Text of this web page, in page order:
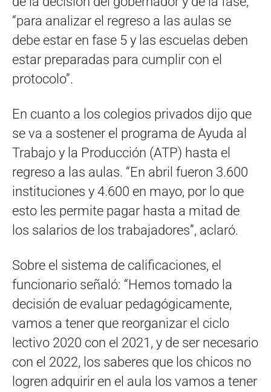
“para analizar el regreso a las aulas se
debe estar en fase 5 y las escuelas deben
estar preparadas para cumplir con el
protocolo”.
En cuanto a los colegios privados dijo que
se va a sostener el programa de Ayuda al
Trabajo y la Producción (ATP) hasta el
regreso a las aulas. “En abril fueron 3.600
instituciones y 4.600 en mayo, por lo que
esto les permite pagar hasta a mitad de
los salarios de los trabajadores”, aclaró.
Sobre el sistema de calificaciones, el
funcionario señaló: “Hemos tomado la
decisión de evaluar pedagógicamente,
vamos a tener que reorganizar el ciclo
lectivo 2020 con el 2021, y de ser necesario
con el 2022, los saberes que los chicos no
logren adquirir en el aula los vamos a tener